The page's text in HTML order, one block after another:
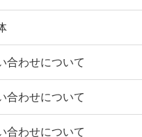
合わせについて
合わせについて
合わせについて